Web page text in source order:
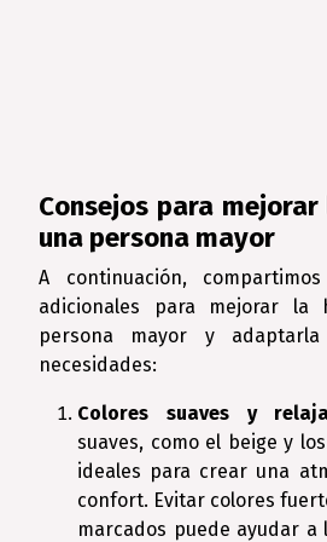
Consejos para
una persona mayor
A continuación,
adicionales para mejorar la
persona mayor y
necesidades:
Colores suaves y
suaves, como el beige y
ideales para crear una
confort. Evitar colores
marcados puede ayudar